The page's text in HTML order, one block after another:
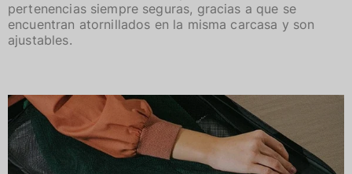
pertenencias siempre seguras, gracias a que se
encuentran atornillados en la misma carcasa y son
ajustables.